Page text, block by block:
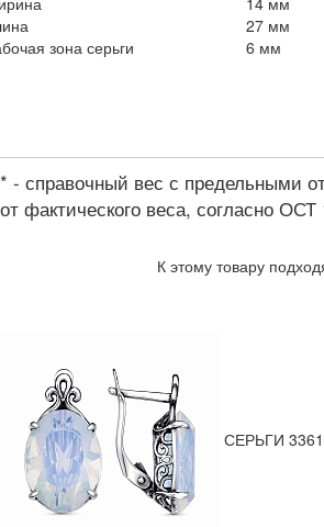
27 мм
зона серьги
6 мм
* - справочный вес с предельными
от фактического веса, согласно ОСТ
К этому товару
СЕРЬГИ